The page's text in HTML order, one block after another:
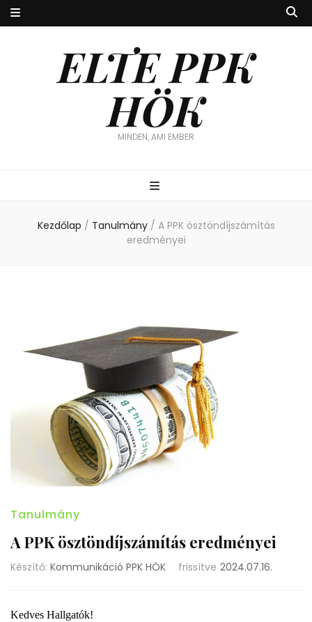
ELTE PPK
HÖK
MINDEN, AMI EMBER
Kezdőlap / Tanulmány / A PPK ösztöndíjszámítás
eredményei
Tanulmány
A PPK ösztöndíjszámítás eredményei
Készítő: Kommunikáció PPK HÖK frissítve 2024.07.16.
Kedves Hallgatók!